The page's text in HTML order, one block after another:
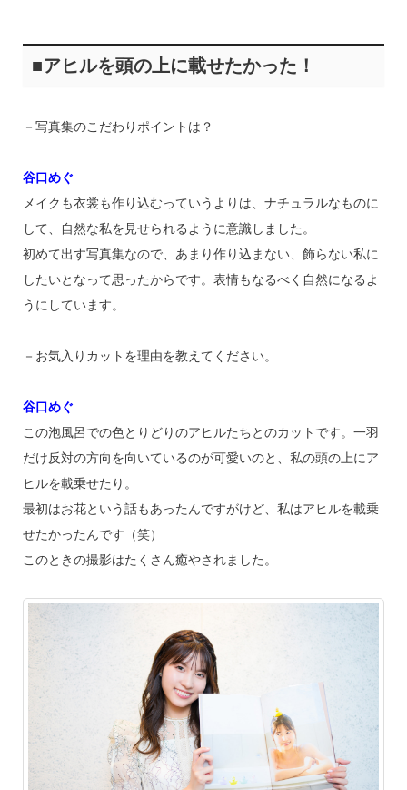
■アヒルを頭の上に載せたかった！
－写真集のこだわりポイントは？
谷口めぐ
メイクも衣裳も作り込むっていうよりは、ナチュラルなものに
して、自然な私を見せられるように意識しました。
初めて出す写真集なので、あまり作り込まない、飾らない私に
したいとなって思ったからです。表情もなるべく自然になるよ
うにしています。
－お気入りカットを理由を教えてください。
谷口めぐ
この泡風呂での色とりどりのアヒルたちとのカットです。一羽
だけ反対の方向を向いているのが可愛いのと、私の頭の上にア
ヒルを載乗せたり。
最初はお花という話もあったんですがけど、私はアヒルを載乗
せたかったんです（笑）
このときの撮影はたくさん癒やされました。